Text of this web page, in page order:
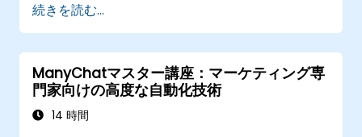
グ業務フローを自動化する。
データに基づいた分析手法でチャットボット
のパフォーマンスを評価する。
続きを読む...
ManyChatマスター講座：マーケティング専
門家向けの高度な自動化技術
14 時間